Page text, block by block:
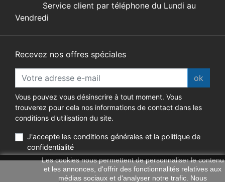
Service client par téléphone du Lundi au
Vendredi
Recevez nos offres spéciales
ok
Vous pouvez vous désinscrire à tout moment. Vous
trouverez pour cela nos informations de contact dans les
conditions d'utilisation du site.
J'accepte les conditions générales et la politique de
confidentialité
Les cookies nous permettent de personnaliser le contenu
et les annonces, d'offrir des fonctionnalités relatives aux
médias sociaux et d'analyser notre trafic. Nous